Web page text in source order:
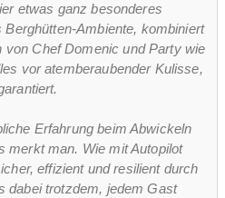
etwas ganz besonderes
Ambiente, kombiniert
Chef Domenic und Party wie
vor atemberaubender Kulisse,
Erfahrung beim Abwickeln
merkt man. Wie mit Autopilot
effizient und resilient durch
dabei trotzdem, jedem Gast